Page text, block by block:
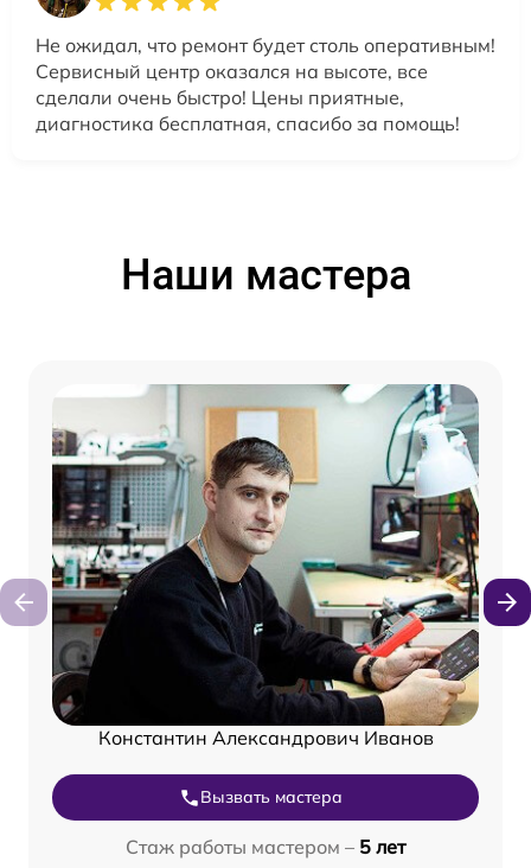
Не ожидал, что ремонт будет столь оперативным!
Сервисный центр оказался на высоте, все
сделали очень быстро! Цены приятные,
диагностика бесплатная, спасибо за помощь!
Наши мастера
Константин Александрович Иванов
Вызвать мастера
Стаж работы мастером – 5 лет